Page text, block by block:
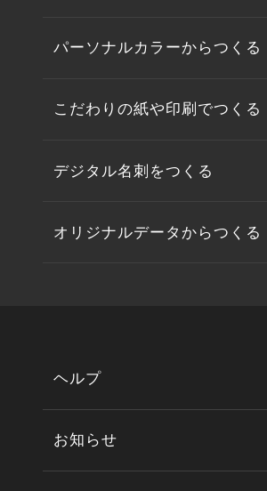
パーソナルカラーからつくる
こだわりの紙や印刷でつくる
デジタル名刺をつくる
オリジナルデータからつくる
ヘルプ
お知らせ